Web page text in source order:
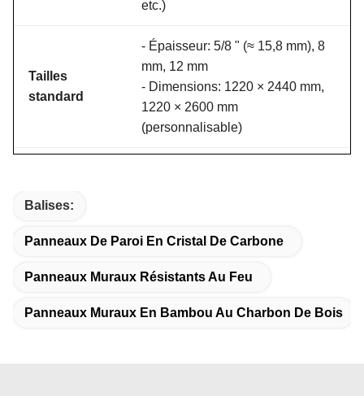
etc.)
Tailles
standard
- Épaisseur: 5/8 " (≈ 15,8 mm), 8
mm, 12 mm
- Dimensions: 1220 × 2440 mm,
1220 × 2600 mm
(personnalisable)
Classification
de feu
certains produits haut de gamme
atteignent la classe A1 (non
Balises:
Panneaux De Paroi En Cristal De Carbone
Panneaux Muraux Résistants Au Feu
Panneaux Muraux En Bambou Au Charbon De Bois